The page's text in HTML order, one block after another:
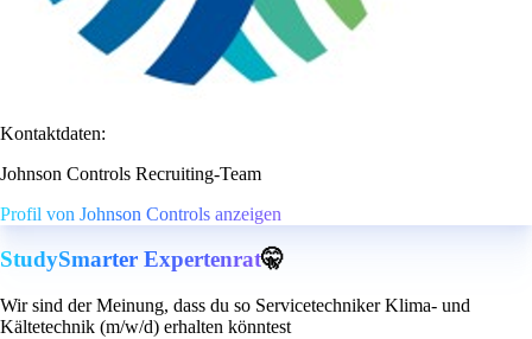
Kontaktdaten:
Johnson Controls Recruiting-Team
Profil von Johnson Controls anzeigen
StudySmarter Expertenrat🤫
Wir sind der Meinung, dass du so Servicetechniker Klima- und
Kältetechnik (m/w/d) erhalten könntest